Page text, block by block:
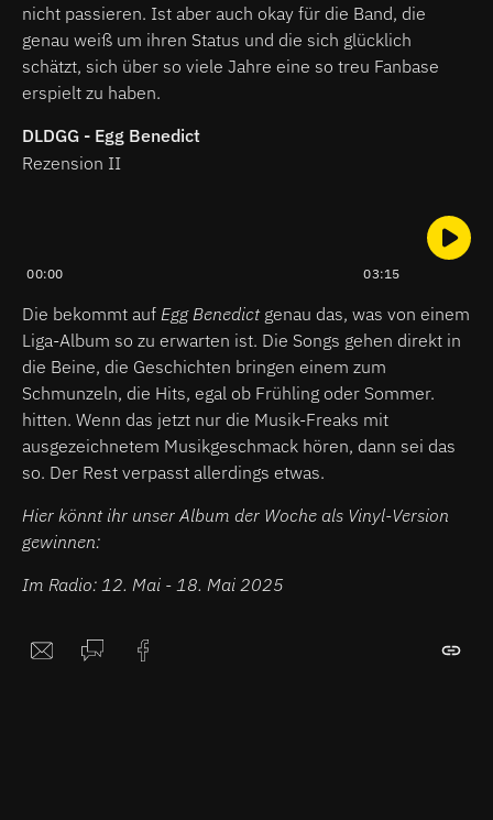
nicht passieren. Ist aber auch okay für die Band, die
genau weiß um ihren Status und die sich glücklich
schätzt, sich über so viele Jahre eine so treu Fanbase
erspielt zu haben.
DLDGG - Egg Benedict
Rezension II
00:00 03:15
Die bekommt auf Egg Benedictgenau das, was von einem
Liga-Album so zu erwarten ist. Die Songs gehen direkt in
die Beine, die Geschichten bringen einem zum
Schmunzeln, die Hits, egal ob Frühling oder Sommer.
hitten. Wenn das jetzt nur die Musik-Freaks mit
ausgezeichnetem Musikgeschmack hören, dann sei das
so. Der Rest verpasst allerdings etwas.
Hier könnt ihr unser Album der Woche als Vinyl-Version
gewinnen:
Im Radio: 12. Mai - 18. Mai 2025